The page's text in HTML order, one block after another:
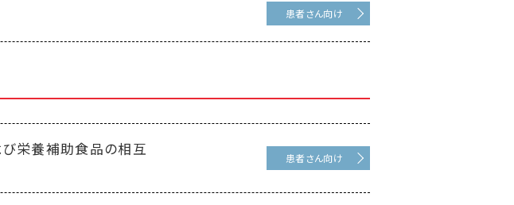
患者さん向け
栄養補助食品の相互
患者さん向け